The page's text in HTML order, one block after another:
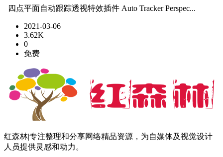
四点平面自动跟踪透视特效插件 Auto Tracker Perspec...
2021-03-06
3.62K
0
免费
红森林|专注整理和分享网络精品资源，为自媒体及视觉设计
人员提供灵感和动力。